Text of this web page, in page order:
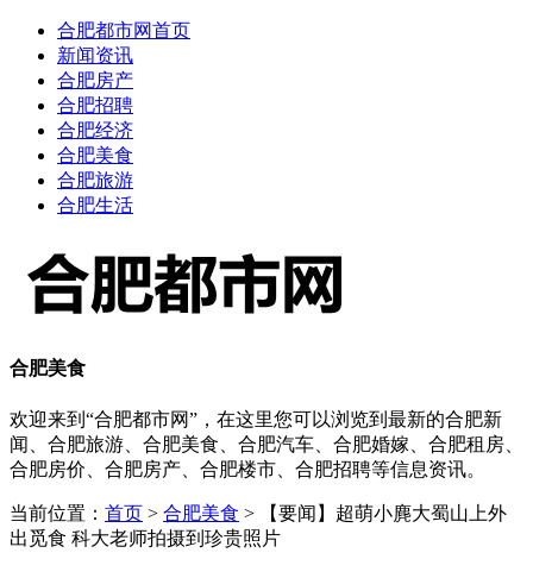
合肥都市网首页
新闻资讯
合肥房产
合肥招聘
合肥经济
合肥美食
合肥旅游
合肥生活
合肥美食
欢迎来到“合肥都市网”，在这里您可以浏览到最新的合肥新
闻、合肥旅游、合肥美食、合肥汽车、合肥婚嫁、合肥租房、
合肥房价、合肥房产、合肥楼市、合肥招聘等信息资讯。
当前位置： 首页 > 合肥美食 > 【要闻】超萌小麂大蜀山上外
出觅食 科大老师拍摄到珍贵照片